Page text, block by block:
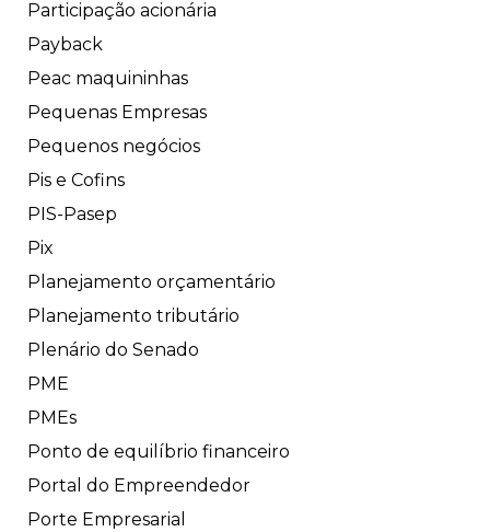
Participação acionária
Payback
Peac maquininhas
Pequenas Empresas
Pequenos negócios
Pis e Cofins
PIS-Pasep
Pix
Planejamento orçamentário
Planejamento tributário
Plenário do Senado
PME
PMEs
Ponto de equilíbrio financeiro
Portal do Empreendedor
Porte Empresarial